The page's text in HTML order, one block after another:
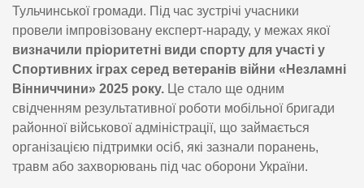
Тульчинської громади. Під час зустрічі учасники
провели імпровізовану експерт-нараду, у межах якої
визначили пріоритетні види спорту для участі у
Спортивних іграх серед ветеранів війни «Незламні
Вінниччини» 2025 року. Це стало ще одним
свідченням результативної роботи мобільної бригади
районної військової адміністрації, що займається
організацією підтримки осіб, які зазнали поранень,
травм або захворювань під час оборони України.